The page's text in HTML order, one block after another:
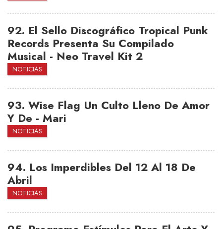
92. El Sello Discográfico Tropical Punk
Records Presenta Su Compilado
Musical - Neo Travel Kit 2
NOTICIAS
93. Wise Flag Un Culto Lleno De Amor
Y De - Mari
NOTICIAS
94. Los Imperdibles Del 12 Al 18 De
Abril
NOTICIAS